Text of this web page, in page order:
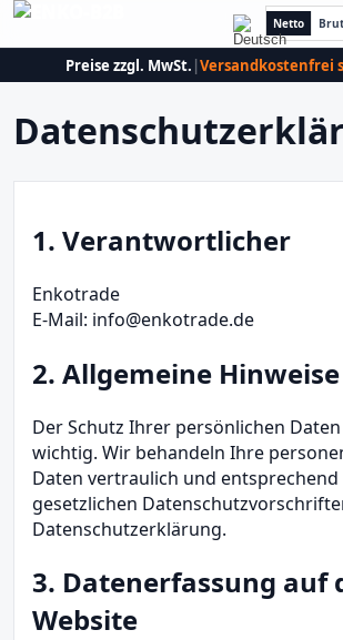
Netto
Preise zzgl. MwSt. |Versandkostenfrei
1. Verantwortlicher
Enkotrade
E-Mail: info@enkotrade.de
2. Allgemeine Hinweise
Der Schutz Ihrer persönlichen
wichtig. Wir behandeln Ihre
Daten vertraulich und
gesetzlichen
Datenschutzerklärung.
3. Datenerfassung auf
Website